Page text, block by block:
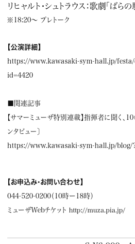
リヒャルト・シュトラウス：歌劇「ばら
※18:20〜 プレトーク
【公演詳細】
https://www.kawasaki-sym-hall.jp/
id=4420
■関連記事
【サマーミューザ特別連載】指揮者に聞く、
ンタビュー〕
https://www.kawasaki-sym-hall.jp/blog/
【お申込み・お問い合わせ】
044-520-0200（10時ー18時）
ミューザWebチケット http://muza.pia.jp/